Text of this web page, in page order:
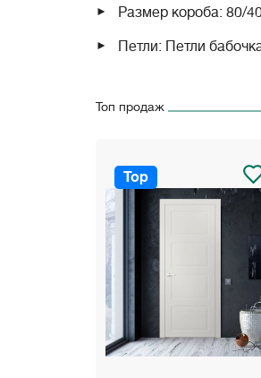
Размер короба: 80/
Петли: Петли
Замки: AGB
Расширитель: 100
Цвет: Белый
Гарантия: 5 лет
Топ продаж
Top